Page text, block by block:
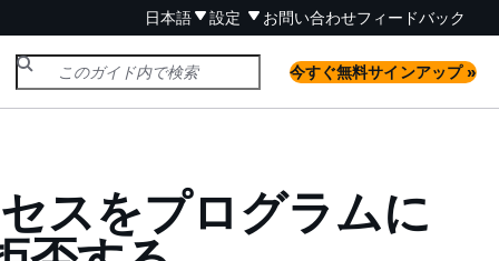
日本語 設定 お問い合わせフィードバック
今すぐ無料サインアップ »
スをプログラムに